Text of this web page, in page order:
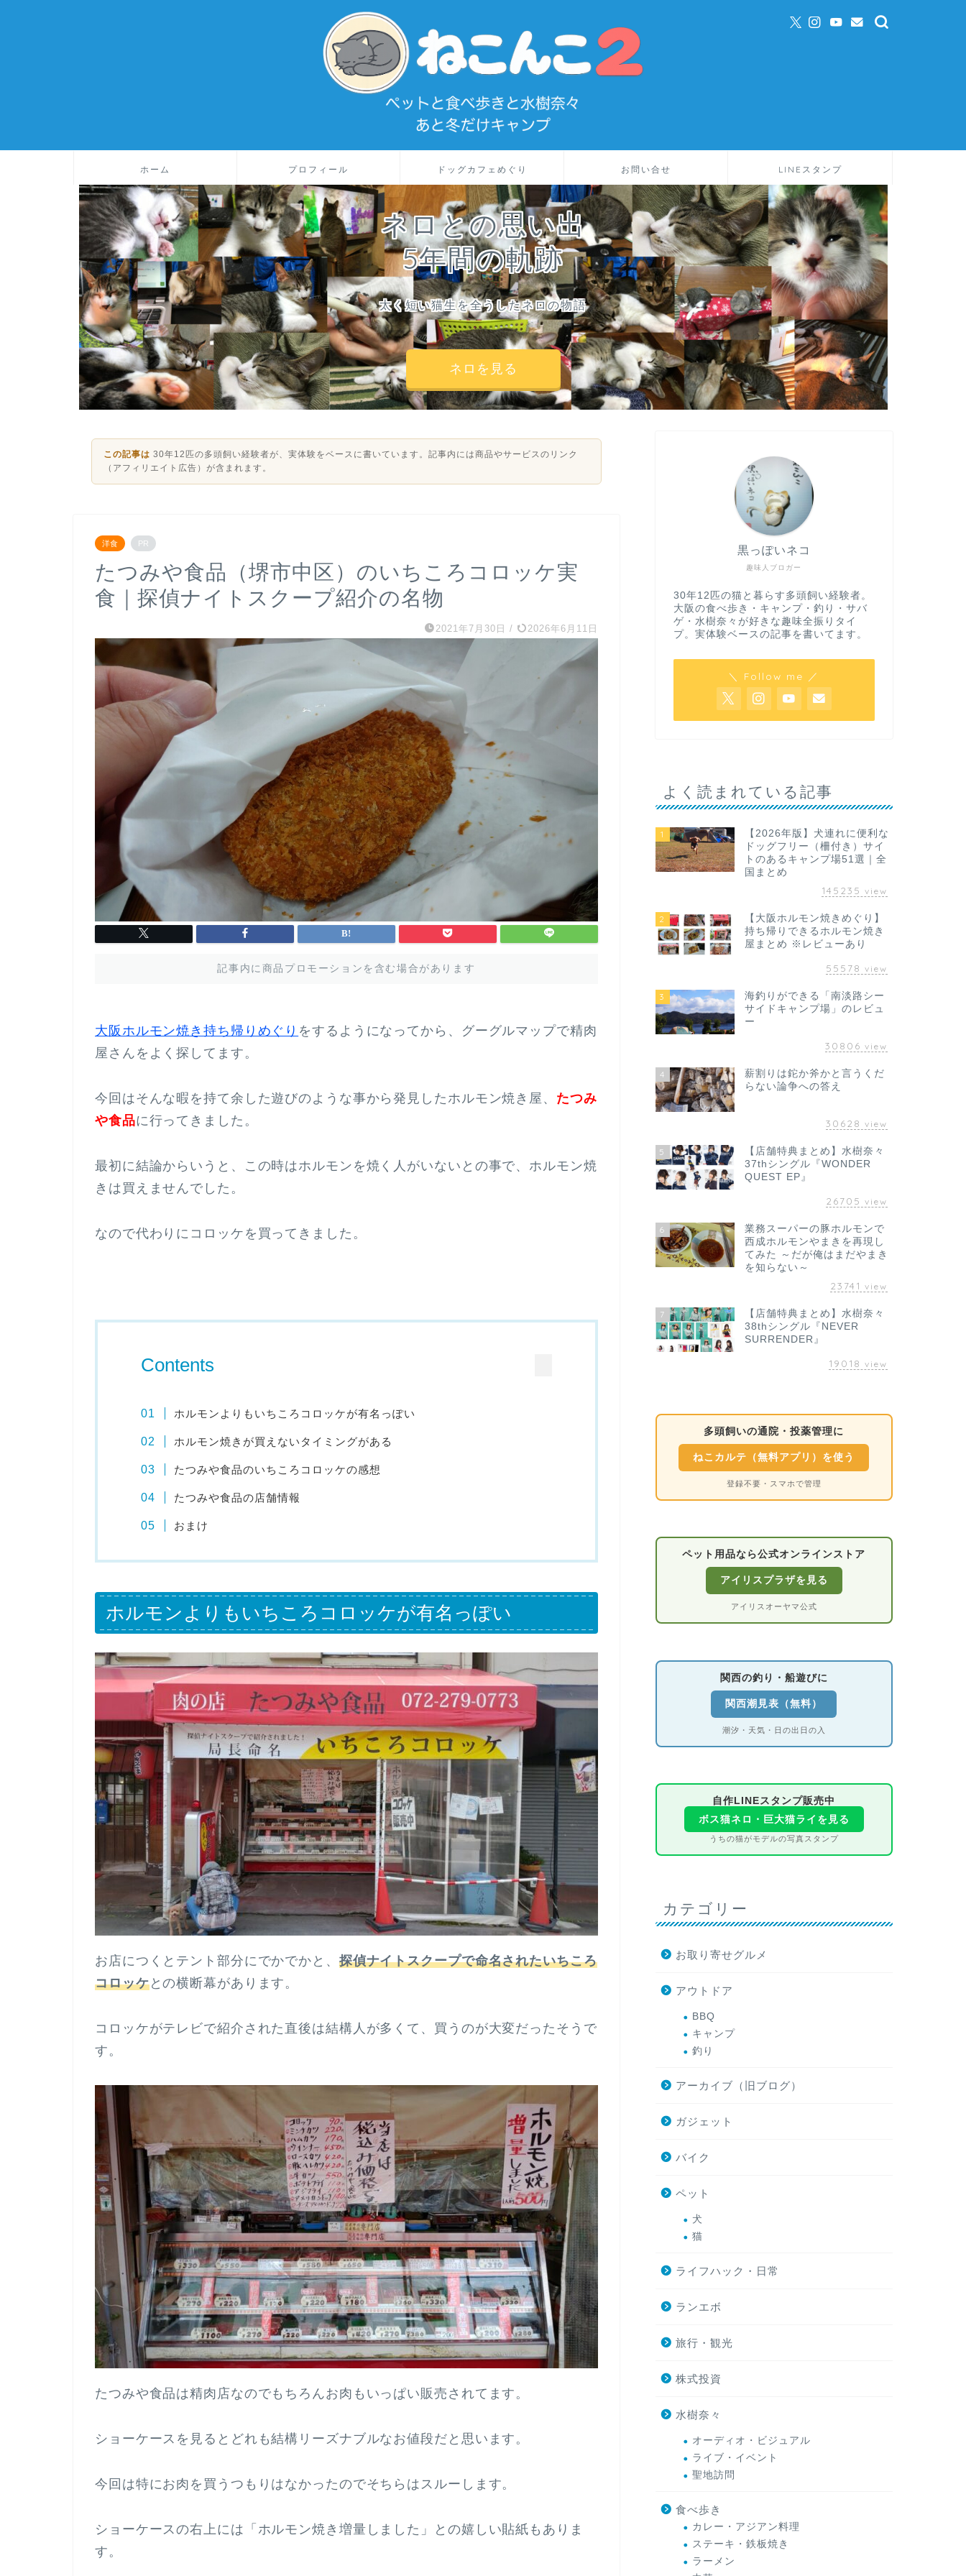
ホーム プロフィール ドッグカフェめぐり お問い合せ LINEスタンプ
ネロとの思い出
5年間の軌跡
太く短い猫生を全うしたネロの物語
ネロを見る
この記事は 30年12匹の多頭飼い経験者が、実体験をベースに書いています。記事内には商品やサービスのリンク
（アフィリエイト広告）が含まれます。
洋食 PR
たつみや食品（堺市中区）のいちころコロッケ実
食｜探偵ナイトスクープ紹介の名物
2021年7月30日 / 2026年6月11日
記事内に商品プロモーションを含む場合があります
大阪ホルモン焼き持ち帰りめぐり をするようになってから、グーグルマップで精肉
屋さんをよく探してます。
今回はそんな暇を持て余した遊びのような事から発見したホルモン焼き屋、 たつみ
や食品に行ってきました。
最初に結論からいうと、この時はホルモンを焼く人がいないとの事で、ホルモン焼
きは買えませんでした。
なので代わりにコロッケを買ってきました。
Contents
ホルモンよりもいちころコロッケが有名っぽい
ホルモン焼きが買えないタイミングがある
たつみや食品のいちころコロッケの感想
たつみや食品の店舗情報
おまけ
ホルモンよりもいちころコロッケが有名っぽい
お店につくとテント部分にでかでかと、 探偵ナイトスクープで命名されたいちころ
コロッケとの横断幕があります。
コロッケがテレビで紹介された直後は結構人が多くて、買うのが大変だったそうで
す。
たつみや食品は精肉店なのでもちろんお肉もいっぱい販売されてます。
ショーケースを見るとどれも結構リーズナブルなお値段だと思います。
今回は特にお肉を買うつもりはなかったのでそちらはスルーします。
ショーケースの右上には「ホルモン焼き増量しました」との嬉しい貼紙もありま
す。
趣味人ブロガー
黒っぽいネコ
30年12匹の猫と暮らす多頭飼い経験者。
大阪の食べ歩き・キャンプ・釣り・サバ
ゲ・水樹奈々が好きな趣味全振りタイ
プ。実体験ベースの記事を書いてます。
＼ Follow me ／
よく読まれている記事
1
【2026年版】犬連れに便利な
ドッグフリー（柵付き）サイ
トのあるキャンプ場51選｜全
国まとめ
145235 view
2
【大阪ホルモン焼きめぐり】
持ち帰りできるホルモン焼き
屋まとめ ※レビューあり
55578 view
3
海釣りができる「南淡路シー
サイドキャンプ場」のレビュ
ー
30806 view
4
薪割りは鉈か斧かと言うくだ
らない論争への答え
30628 view
5
【店舗特典まとめ】水樹奈々
37thシングル『WONDER
QUEST EP』
26705 view
6
業務スーパーの豚ホルモンで
西成ホルモンやまきを再現し
てみた ～だが俺はまだやまき
を知らない～
23741 view
7
【店舗特典まとめ】水樹奈々
38thシングル『NEVER
SURRENDER』
19018 view
多頭飼いの通院・投薬管理に
ねこカルテ（無料アプリ）を使う
登録不要・スマホで管理
ペット用品なら公式オンラインストア
アイリスプラザを見る
アイリスオーヤマ公式
関西の釣り・船遊びに
関西潮見表（無料）
潮汐・天気・日の出日の入
自作LINEスタンプ販売中
ボス猫ネロ・巨大猫ライを見る
うちの猫がモデルの写真スタンプ
カテゴリー
お取り寄せグルメ
アウトドア
BBQ
キャンプ
釣り
アーカイブ（旧ブログ）
ガジェット
バイク
ペット
犬
猫
ライフハック・日常
ランエボ
旅行・観光
株式投資
水樹奈々
オーディオ・ビジュアル
ライブ・イベント
聖地訪問
食べ歩き
カレー・アジアン料理
ステーキ・鉄板焼き
ラーメン